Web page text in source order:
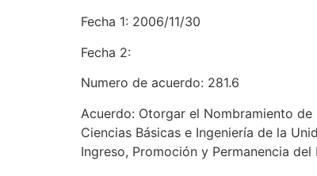
Fecha 1: 2006/11/30
Fecha 2:
Numero de acuerdo: 281.6
Acuerdo: Otorgar el Nombramiento
Ciencias Básicas e Ingeniería de la
Ingreso, Promoción y Permanencia del